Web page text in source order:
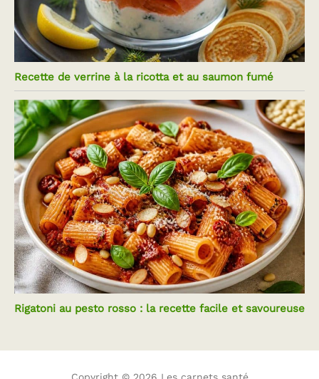
Recette de verrine à la ricotta et au saumon fumé
Rigatoni au pesto rosso : la recette facile et savoureuse